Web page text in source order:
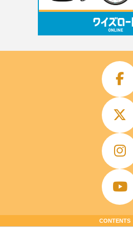
CONTENTS